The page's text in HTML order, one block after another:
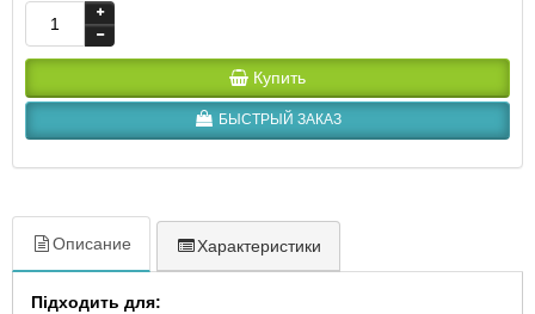
Купить
БЫСТРЫЙ ЗАКАЗ
Описание Характеристики
Підходить для: